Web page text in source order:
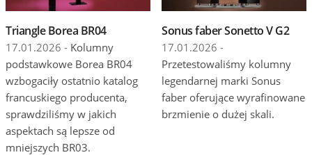
Triangle Borea BR04
17.01.2026 - Kolumny
podstawkowe Borea BR04
wzbogaciły ostatnio katalog
francuskiego producenta,
sprawdziliśmy w jakich
aspektach są lepsze od
mniejszych BR03.
Sonus faber Sonetto V G2
17.01.2026 -
Przetestowaliśmy kolumny
legendarnej marki Sonus
faber oferujące wyrafinowane
brzmienie o dużej skali.